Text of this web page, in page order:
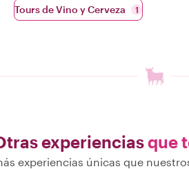
Tours de Vino y Cerveza 1
experienciasque
experiencias únicas que